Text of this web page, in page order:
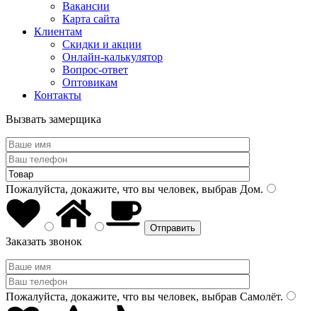
Вакансии
Карта сайта
Клиентам
Скидки и акции
Онлайн-калькулятор
Вопрос-ответ
Оптовикам
Контакты
Вызвать замерщика
Пожалуйста, докажите, что вы человек, выбрав Дом.
Заказать звонок
Пожалуйста, докажите, что вы человек, выбрав Самолёт.